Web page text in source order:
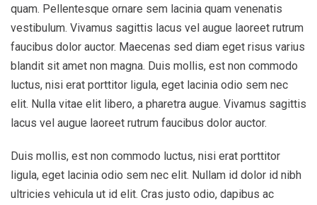
quam. Pellentesque ornare sem lacinia quam venenatis
vestibulum. Vivamus sagittis lacus vel augue laoreet rutrum
faucibus dolor auctor. Maecenas sed diam eget risus varius
blandit sit amet non magna. Duis mollis, est non commodo
luctus, nisi erat porttitor ligula, eget lacinia odio sem nec
elit. Nulla vitae elit libero, a pharetra augue. Vivamus sagittis
lacus vel augue laoreet rutrum faucibus dolor auctor.
Duis mollis, est non commodo luctus, nisi erat porttitor
ligula, eget lacinia odio sem nec elit. Nullam id dolor id nibh
ultricies vehicula ut id elit. Cras justo odio, dapibus ac